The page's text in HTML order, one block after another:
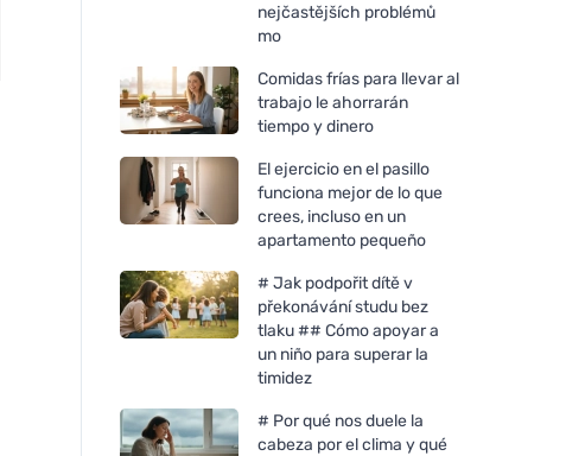
nejčastějších problémů
mo
Comidas frías para llevar al
trabajo le ahorrarán
tiempo y dinero
El ejercicio en el pasillo
funciona mejor de lo que
crees, incluso en un
apartamento pequeño
# Jak podpořit dítě v
překonávání studu bez
tlaku ## Cómo apoyar a
un niño para superar la
timidez
# Por qué nos duele la
cabeza por el clima y qué